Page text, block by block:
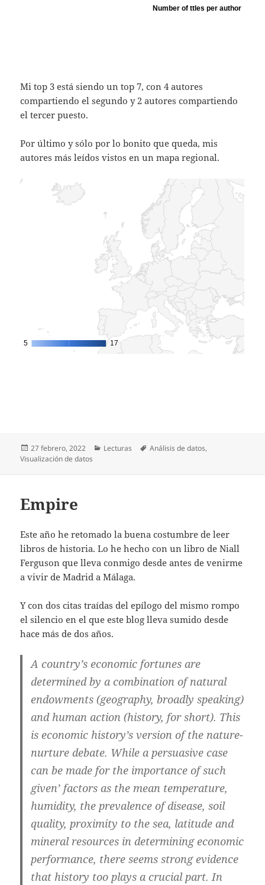
Mi top 3 está siendo un top 7, con 4 autores
compartiendo el segundo y 2 autores compartiendo
el tercer puesto.
Por último y sólo por lo bonito que queda, mis
autores más leídos vistos en un mapa regional.
Publicado
el
27 febrero, 2022 Categorías
Lecturas Etiquetas
Análisis de datos,
Visualización de datos
Empire
Este año he retomado la buena costumbre de leer
libros de historia. Lo he hecho con un libro de Niall
Ferguson que lleva conmigo desde antes de venirme
a vivir de Madrid a Málaga.
Y con dos citas traídas del epílogo del mismo rompo
el silencio en el que este blog lleva sumido desde
hace más de dos años.
A country’s economic fortunes are
determined by a combination of natural
endowments (geography, broadly speaking)
and human action (history, for short). This
is economic history’s version of the nature-
nurture debate. While a persuasive case
can be made for the importance of such
given’ factors as the mean temperature,
humidity, the prevalence of disease, soil
quality, proximity to the sea, latitude and
mineral resources in determining economic
performance, there seems strong evidence
that history too plays a crucial part. In